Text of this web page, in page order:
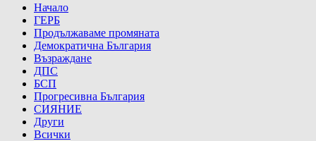
Начало
ГЕРБ
Продължаваме промяната
Демократична България
Възраждане
ДПС
БСП
Прогресивна България
СИЯНИЕ
Други
Всички